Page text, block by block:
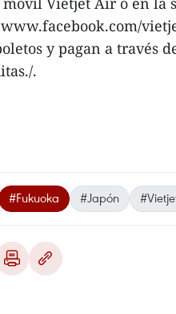
www.facebook.com/
y pagan a través
.
#Fukuoka #Japón